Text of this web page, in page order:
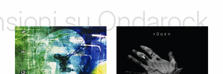
su Ondarock